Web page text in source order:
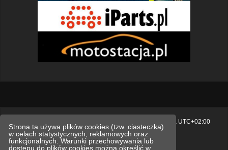
Strona ta używa plików cookies (tzw. ciasteczka)
w celach statystycznych, reklamowych oraz
funkcjonalnych. Warunki przechowywania lub
dostępu do plików cookies można określić w
UTC+02:00
Polityka prywatności.